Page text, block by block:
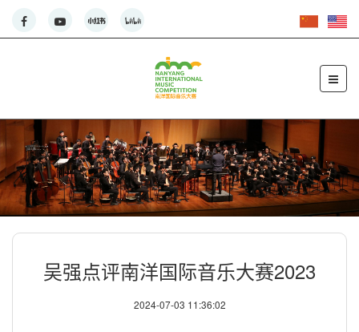
吴强点评南洋国际音乐大赛2023
2024-07-03 11:36:02